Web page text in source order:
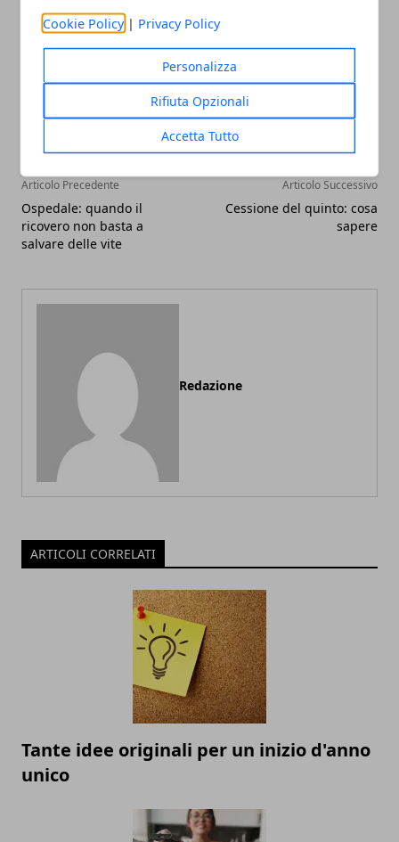
Cookie Policy | Privacy Policy
Personalizza
Rifiuta Opzionali
Accetta Tutto
Facebook
TwitterWhatsapp
Articolo Precedente
Ospedale: quando il
ricovero non basta a
salvare delle vite
Articolo Successivo
Cessione del quinto: cosa
sapere
Redazione
ARTICOLI CORRELATI
Tante idee originali per un inizio d'anno
unico